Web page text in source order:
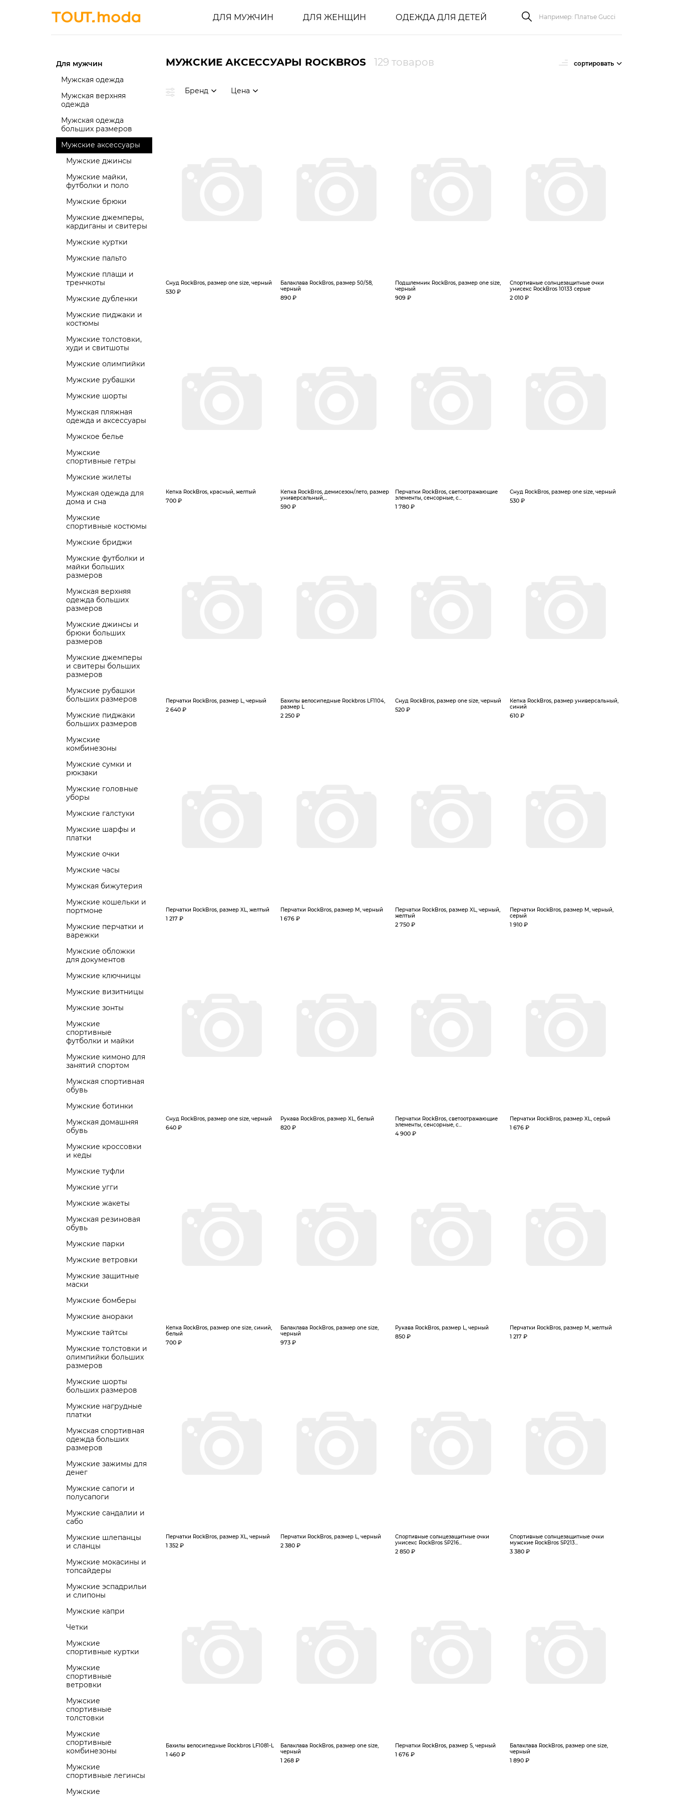
ДЛЯ МУЖЧИН ДЛЯ ЖЕНЩИН ОДЕЖДА ДЛЯ ДЕТЕЙ
Для мужчин
Мужская одежда
Мужская верхняя
одежда
Мужская одежда
больших размеров
Мужские аксессуары
Мужские джинсы
Мужские майки,
футболки и поло
Мужские брюки
Мужские джемперы,
кардиганы и свитеры
Мужские куртки
Мужские пальто
Мужские плащи и
тренчкоты
Мужские дубленки
Мужские пиджаки и
костюмы
Мужские толстовки,
худи и свитшоты
Мужские олимпийки
Мужские рубашки
Мужские шорты
Мужская пляжная
одежда и аксессуары
Мужское белье
Мужские
спортивные гетры
Мужские жилеты
Мужская одежда для
дома и сна
Мужские
спортивные костюмы
Мужские бриджи
Мужские футболки и
майки больших
размеров
Мужская верхняя
одежда больших
размеров
Мужские джинсы и
брюки больших
размеров
Мужские джемперы
и свитеры больших
размеров
Мужские рубашки
больших размеров
Мужские пиджаки
больших размеров
Мужские
комбинезоны
Мужские сумки и
рюкзаки
Мужские головные
уборы
Мужские галстуки
Мужские шарфы и
платки
Мужские очки
Мужские часы
Мужская бижутерия
Мужские кошельки и
портмоне
Мужские перчатки и
варежки
Мужские обложки
для документов
Мужские ключницы
Мужские визитницы
Мужские зонты
Мужские
спортивные
футболки и майки
Мужские кимоно для
занятий спортом
Мужская спортивная
обувь
Мужские ботинки
Мужская домашняя
обувь
Мужские кроссовки
и кеды
Мужские туфли
Мужские угги
Мужские жакеты
Мужская резиновая
обувь
Мужские парки
Мужские ветровки
Мужские защитные
маски
Мужские бомберы
Мужские анораки
Мужские тайтсы
Мужские толстовки и
олимпийки больших
размеров
Мужские шорты
больших размеров
Мужские нагрудные
платки
Мужская спортивная
одежда больших
размеров
Мужские зажимы для
денег
Мужские сапоги и
полусапоги
Мужские сандалии и
сабо
Мужские шлепанцы
и сланцы
Мужские мокасины и
топсайдеры
Мужские эспадрильи
и слипоны
Мужские капри
Четки
Мужские
спортивные куртки
Мужские
спортивные
ветровки
Мужские
спортивные
толстовки
Мужские
спортивные
комбинезоны
Мужские
спортивные легинсы
Мужские
МУЖСКИЕ АКСЕССУАРЫ ROCKBROS 129 товаров сортировать
Бренд Цена
Снуд RockBros, размер one size, черный
530 ₽
Балаклава RockBros, размер 50/58,
черный
890 ₽
Подшлемник RockBros, размер one size,
черный
909 ₽
Спортивные солнцезащитные очки
унисекс RockBros 10133 серые
2 010 ₽
Кепка RockBros, красный, желтый
700 ₽
Кепка RockBros, демисезон/лето, размер
универсальный,...
590 ₽
Перчатки RockBros, светоотражающие
элементы, сенсорные, с...
1 780 ₽
Снуд RockBros, размер one size, черный
530 ₽
Перчатки RockBros, размер L, черный
2 640 ₽
Бахилы велосипедные Rockbros LF1104,
размер L
2 250 ₽
Снуд RockBros, размер one size, черный
520 ₽
Кепка RockBros, размер универсальный,
синий
610 ₽
Перчатки RockBros, размер XL, желтый
1 217 ₽
Перчатки RockBros, размер M, черный
1 676 ₽
Перчатки RockBros, размер XL, черный,
желтый
2 750 ₽
Перчатки RockBros, размер M, черный,
серый
1 910 ₽
Снуд RockBros, размер one size, черный
640 ₽
Рукава RockBros, размер XL, белый
820 ₽
Перчатки RockBros, светоотражающие
элементы, сенсорные, с...
4 900 ₽
Перчатки RockBros, размер XL, серый
1 676 ₽
Кепка RockBros, размер one size, синий,
белый
700 ₽
Балаклава RockBros, размер one size,
черный
973 ₽
Рукава RockBros, размер L, черный
850 ₽
Перчатки RockBros, размер M, желтый
1 217 ₽
Перчатки RockBros, размер XL, черный
1 352 ₽
Перчатки RockBros, размер L, черный
2 380 ₽
Спортивные солнцезащитные очки
унисекс RockBros SP216...
2 850 ₽
Спортивные солнцезащитные очки
мужские RockBros SP213...
3 380 ₽
Бахилы велосипедные Rockbros LF1081-L
1 460 ₽
Балаклава RockBros, размер one size,
черный
1 268 ₽
Перчатки RockBros, размер S, черный
1 676 ₽
Балаклава RockBros, размер one size,
черный
1 890 ₽